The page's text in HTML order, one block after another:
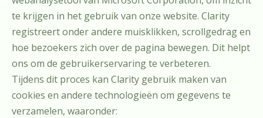
te krijgen in het gebruik van onze website. Clarity
registreert onder andere muisklikken, scrollgedrag en
hoe bezoekers zich over de pagina bewegen. Dit helpt
ons om de gebruikerservaring te verbeteren.
Tijdens dit proces kan Clarity gebruik maken van
cookies en andere technologieën om gegevens te
verzamelen, waaronder: